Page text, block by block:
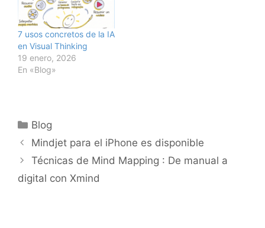
7 usos concretos de la IA
en Visual Thinking
19 enero, 2026
En «Blog»
Categorías
Blog
Mindjet para el iPhone es disponible
Técnicas de Mind Mapping : De manual a
digital con Xmind